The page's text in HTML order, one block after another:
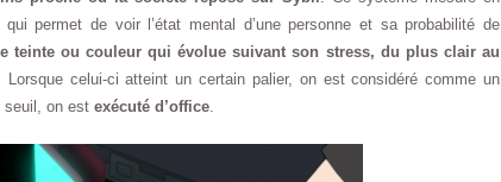
permet de voir l’état mental d’une personne et sa probabilité de
teinte ou couleur qui évolue suivant son stress, du plus clair au
Lorsque celui-ci atteint un certain palier, on est considéré comme un
seuil, on est exécuté d’office.